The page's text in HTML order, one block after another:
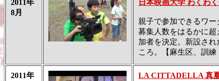
2011年
8月
日本映画大学 わくわ
親子で参加できるワ
募集人数をはるかに
加者を決定。新設さ
ころ。【麻生区、訓練
2011年
LA CITTADELLA 真